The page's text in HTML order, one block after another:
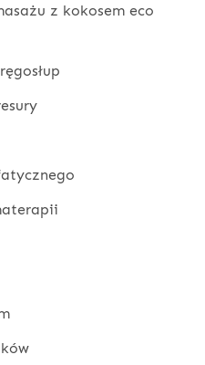
z kokosem eco